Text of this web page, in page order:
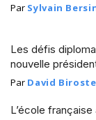
Par Sylvain
Les défis
nouvelle
Par David Biroste
L’école française